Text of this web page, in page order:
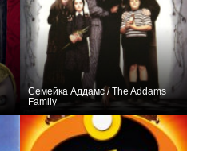
Семейка Аддамс / The Addams
Family